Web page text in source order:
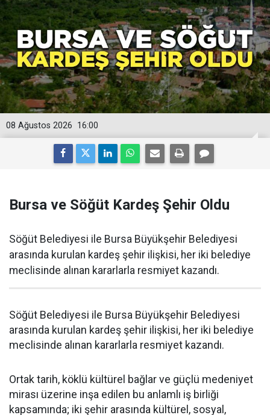
16:00
08 Ağustos 2026
Bursa ve Söğüt Kardeş Şehir Oldu
Söğüt Belediyesi ile Bursa Büyükşehir Belediyesi
arasında kurulan kardeş şehir ilişkisi, her iki belediye
meclisinde alınan kararlarla resmiyet kazandı.
Söğüt Belediyesi ile Bursa Büyükşehir Belediyesi
arasında kurulan kardeş şehir ilişkisi, her iki belediye
meclisinde alınan kararlarla resmiyet kazandı.
Ortak tarih, köklü kültürel bağlar ve güçlü medeniyet
mirası üzerine inşa edilen bu anlamlı iş birliği
kapsamında; iki şehir arasında kültürel, sosyal,